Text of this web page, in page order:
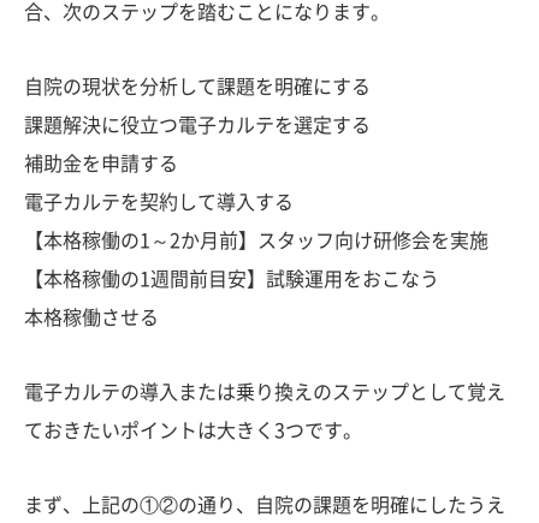
合、次のステップを踏むことになります。
自院の現状を分析して課題を明確にする
課題解決に役立つ電子カルテを選定する
補助金を申請する
電子カルテを契約して導入する
【本格稼働の1～2か月前】スタッフ向け研修会を実施
【本格稼働の1週間前目安】試験運用をおこなう
本格稼働させる
電子カルテの導入または乗り換えのステップとして覚え
ておきたいポイントは大きく3つです。
まず、上記の①②の通り、自院の課題を明確にしたうえ